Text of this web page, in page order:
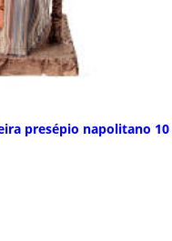
presépio napolitano